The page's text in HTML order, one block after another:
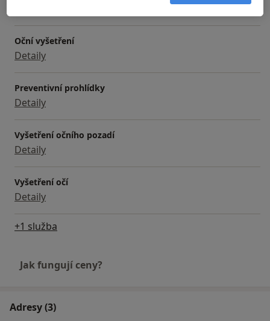
Oční vyšetření
Detaily
Preventivní prohlídky
Detaily
Vyšetření očního pozadí
Detaily
Vyšetření očí
Detaily
+1 služba
Jak fungují ceny?
Adresy (3)